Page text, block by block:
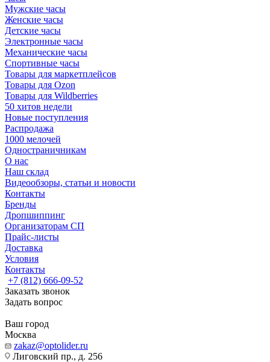
Мужские часы
Женские часы
Детские часы
Электронные часы
Механические часы
Спортивные часы
Товары для маркетплейсов
Товары для Ozon
Товары для Wildberries
50 хитов недели
Новые поступления
Распродажа
1000 мелочей
Одностраничникам
О нас
Наш склад
Видеообзоры, статьи и новости
Контакты
Бренды
Дропшиппинг
Организаторам СП
Прайс-листы
Доставка
Условия
Контакты
+7 (812) 666-09-52
Заказать звонок
Задать вопрос
Ваш город
Москва
zakaz@optolider.ru
Лиговский пр., д. 256